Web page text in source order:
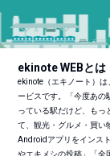
ekinote WEBとは
ekinote（エキノート）
ービスです。「今度あの
っている駅だけど、もっ
て、観光・グルメ・買い
Androidアプリをインス
やエキメシの投稿」「全